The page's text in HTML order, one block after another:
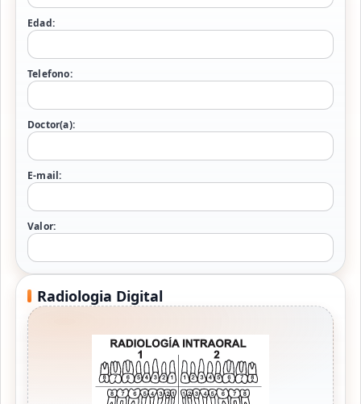
Edad:
Telefono:
Doctor(a):
E-mail:
Valor:
Radiologia Digital